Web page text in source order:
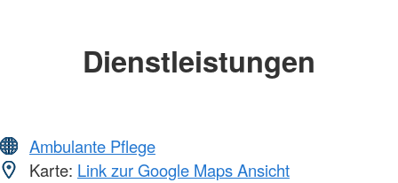
Dienstleistungen
Ambulante Pflege
Karte: Link zur Google Maps Ansicht